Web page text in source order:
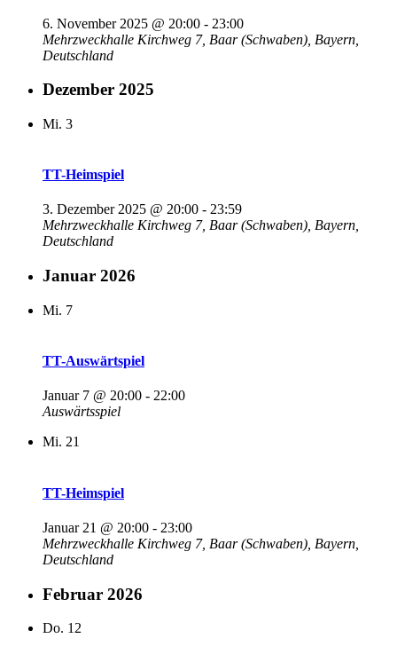
6. November 2025 @ 20:00 - 23:00
Mehrzweckhalle Kirchweg 7, Baar (Schwaben), Bayern,
Deutschland
Dezember 2025
Mi. 3
TT-Heimspiel
3. Dezember 2025 @ 20:00 - 23:59
Mehrzweckhalle Kirchweg 7, Baar (Schwaben), Bayern,
Deutschland
Januar 2026
Mi. 7
TT-Auswärtspiel
Januar 7 @ 20:00 - 22:00
Auswärtsspiel
Mi. 21
TT-Heimspiel
Januar 21 @ 20:00 - 23:00
Mehrzweckhalle Kirchweg 7, Baar (Schwaben), Bayern,
Deutschland
Februar 2026
Do. 12